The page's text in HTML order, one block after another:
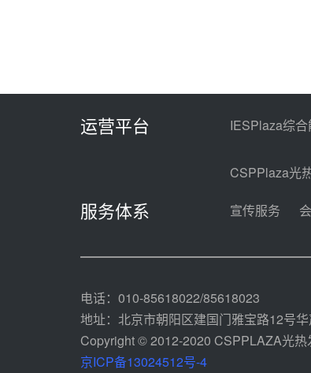
运营平台 IESPlaza综
CSPPlaza光
服务体系 宣传服务
电话：010-85618022/85618023
地址：北京市朝阳区建国门雅宝路12号
Copyright © 2012-2020 CSPPLAZA光
京ICP备13024512号-4